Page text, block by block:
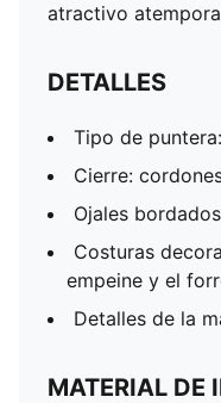
atractivo
DETALLES
Tipo de
Cierre:
Ojales bordados
Costuras
empeine y el
Detalles de la
MATERIAL DE